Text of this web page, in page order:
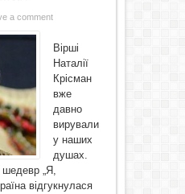
a comment
Вірші
Наталії
Крісман
вже
давно
вирували
у наших
душах.
шедевр „Я,
відгукнулася